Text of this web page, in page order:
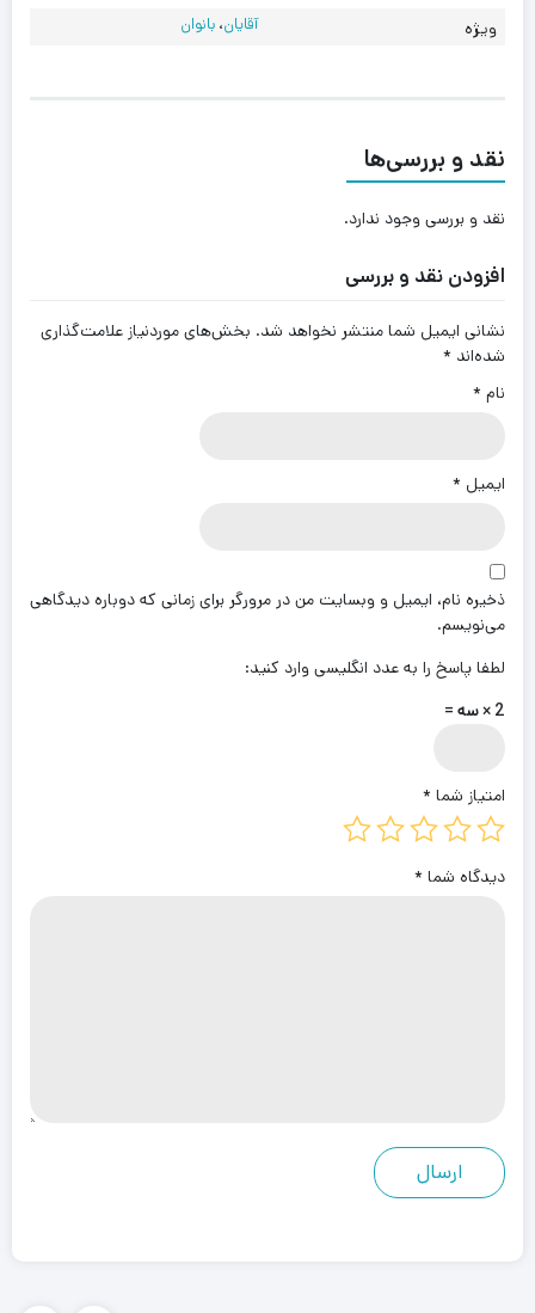
ویژه آقایان،بانوان
نقد و بررسی‌ها
نقد و بررسی وجود ندارد.
افزودن نقد و بررسی
نشانی ایمیل شما منتشر نخواهد شد. بخش‌های موردنیاز علامت‌گذاری
شده‌اند *
نام *
ایمیل *
ذخیره نام، ایمیل و وبسایت من در مرورگر برای زمانی که دوباره دیدگاهی
می‌نویسم.
لطفا پاسخ را به عدد انگلیسی وارد کنید:
2 × سه =
امتیاز شما *
دیدگاه شما *